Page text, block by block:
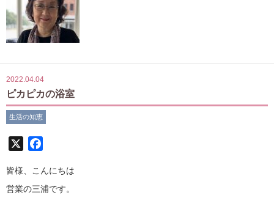
2022.04.04
ピカピカの浴室
生活の知恵
皆様、こんにちは
営業の三浦です。